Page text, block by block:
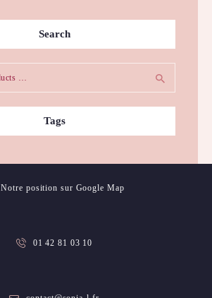
Search
Tags
Notre position sur Google Map
01 42 81 03 10